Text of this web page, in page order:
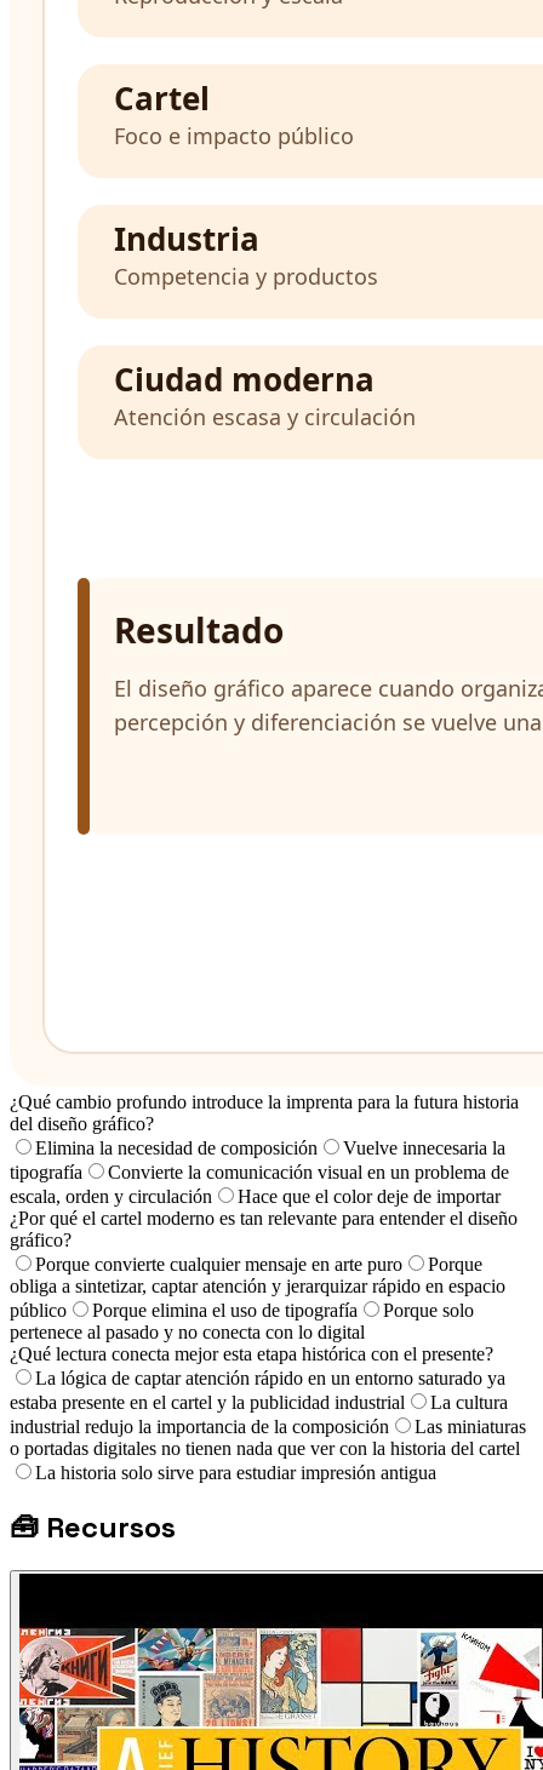
¿Qué cambio profundo introduce la imprenta para la futura historia
del diseño gráfico?
Elimina la necesidad de composición
Vuelve innecesaria la
tipografía
Convierte la comunicación visual en un problema de
escala, orden y circulación
Hace que el color deje de importar
¿Por qué el cartel moderno es tan relevante para entender el diseño
gráfico?
Porque convierte cualquier mensaje en arte puro
Porque
obliga a sintetizar, captar atención y jerarquizar rápido en espacio
público
Porque elimina el uso de tipografía
Porque solo
pertenece al pasado y no conecta con lo digital
¿Qué lectura conecta mejor esta etapa histórica con el presente?
La lógica de captar atención rápido en un entorno saturado ya
estaba presente en el cartel y la publicidad industrial
La cultura
industrial redujo la importancia de la composición
Las miniaturas
o portadas digitales no tienen nada que ver con la historia del cartel
La historia solo sirve para estudiar impresión antigua
🧰 Recursos